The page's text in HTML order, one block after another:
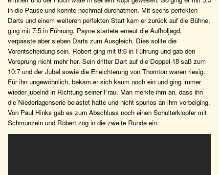
in die Pause und konnte nochmal durchatmen. Mit sechs perfekten
Darts und einem weiteren perfekten Start kam er zurück auf die Bühne,
ging mit 7:5 in Führung. Payne startete erneut die Aufholjagd,
verpasste aber sieben Darts zum Ausgleich. Dies sollte die
Vorentscheidung sein. Robert ging mit 8:6 in Führung und gab den
Vorsprung nicht mehr her. Sein dritter Dart auf die Doppel-18 saß zum
10:7 und der Jubel sowie die Erleichterung von Thornton waren riesig.
Für ihn ungewöhnlich, bekam er sich kaum noch ein und ging immer
wieder jubelnd in Richtung seiner Frau. Man merkte ihm an, dass ihn
die Niederlagenserie belastet hatte und nicht spurlos an ihm vorbeiging.
Von Paul Hinks gab es zum Abschluss noch einen Schulterklopfer mit
Schmunzeln und Robert zog in die zweite Runde ein.